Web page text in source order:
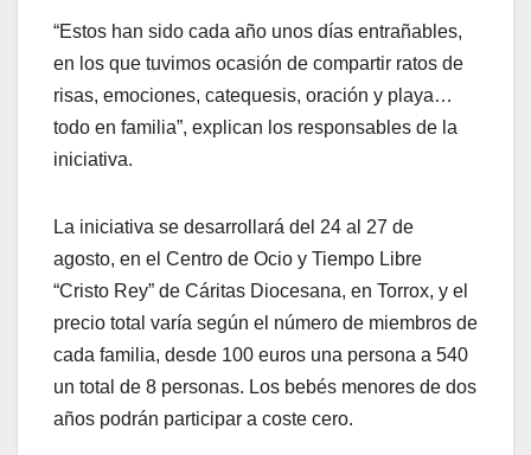
“Estos han sido cada año unos días entrañables,
en los que tuvimos ocasión de compartir ratos de
risas, emociones, catequesis, oración y playa…
todo en familia”, explican los responsables de la
iniciativa.
La iniciativa se desarrollará del 24 al 27 de
agosto, en el Centro de Ocio y Tiempo Libre
“Cristo Rey” de Cáritas Diocesana, en Torrox, y el
precio total varía según el número de miembros de
cada familia, desde 100 euros una persona a 540
un total de 8 personas. Los bebés menores de dos
años podrán participar a coste cero.